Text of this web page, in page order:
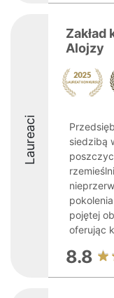
Laureaci
Alojzy
siedzibą
pojętej
oferując
8.8